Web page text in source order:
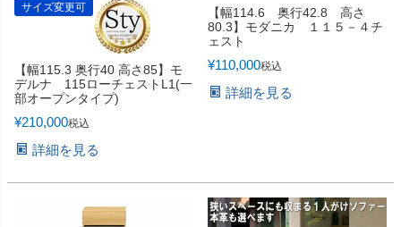
サイズ変更可
【幅115.3 奥行40 高さ85】モ
デルナ 115ローチェストL1(一
部オープンタイプ)
¥210,000税込
詳細を見る
【幅114.6 奥行42.8 高さ
80.3】モダニカ １１５－４チ
ェスト
¥110,000税込
詳細を見る